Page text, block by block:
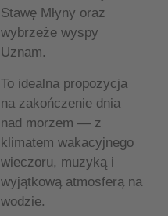
Stawę Młyny oraz
wybrzeże wyspy
Uznam.
To idealna propozycja
na zakończenie dnia
nad morzem — z
klimatem wakacyjnego
wieczoru, muzyką i
wyjątkową atmosferą na
wodzie.